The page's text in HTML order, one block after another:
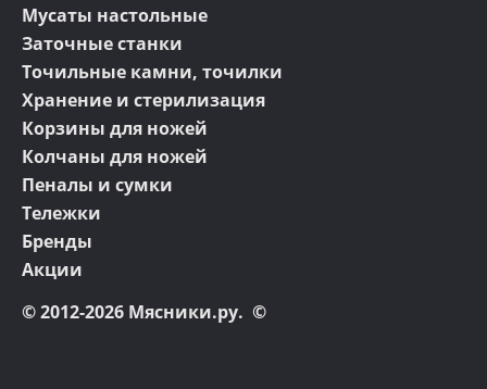
Мусаты настольные
Заточные станки
Точильные камни, точилки
Хранение и стерилизация
Корзины для ножей
Колчаны для ножей
Пеналы и сумки
Тележки
Бренды
Акции
© 2012-2026 Мясники.ру. ©